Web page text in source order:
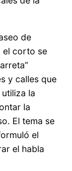
de
el corto se
y calles que
utiliza la
la
El tema se
el
el habla